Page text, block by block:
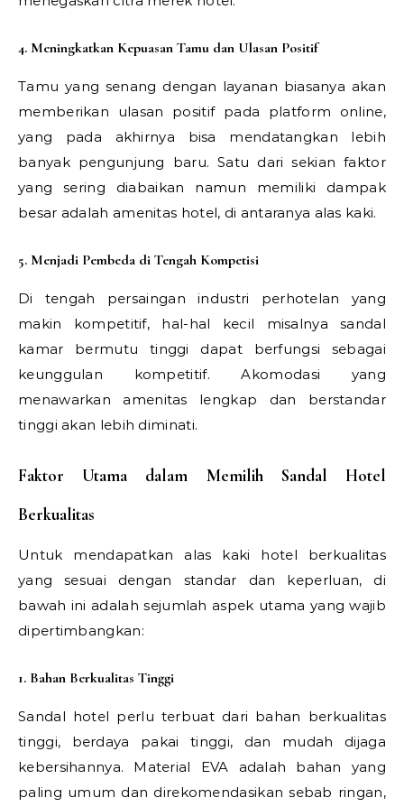
4. Meningkatkan Kepuasan Tamu dan Ulasan Positif
Tamu yang senang dengan layanan biasanya akan
memberikan ulasan positif pada platform online,
yang pada akhirnya bisa mendatangkan lebih
banyak pengunjung baru. Satu dari sekian faktor
yang sering diabaikan namun memiliki dampak
besar adalah amenitas hotel, di antaranya alas kaki.
5. Menjadi Pembeda di Tengah Kompetisi
Di tengah persaingan industri perhotelan yang
makin kompetitif, hal-hal kecil misalnya sandal
kamar bermutu tinggi dapat berfungsi sebagai
keunggulan kompetitif. Akomodasi yang
menawarkan amenitas lengkap dan berstandar
tinggi akan lebih diminati.
Faktor Utama dalam Memilih Sandal Hotel
Berkualitas
Untuk mendapatkan alas kaki hotel berkualitas
yang sesuai dengan standar dan keperluan, di
bawah ini adalah sejumlah aspek utama yang wajib
dipertimbangkan:
1. Bahan Berkualitas Tinggi
Sandal hotel perlu terbuat dari bahan berkualitas
tinggi, berdaya pakai tinggi, dan mudah dijaga
kebersihannya. Material EVA adalah bahan yang
paling umum dan direkomendasikan sebab ringan,